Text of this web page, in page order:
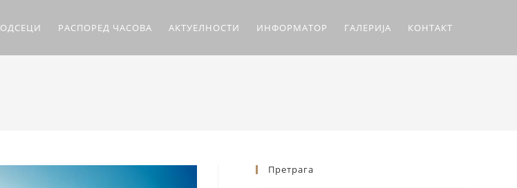
ОДСЕЦИ РАСПОРЕД ЧАСОВА АКТУЕЛНОСТИ ИНФОРМАТОР ГАЛЕРИЈА КОНТАКТ
Претрага